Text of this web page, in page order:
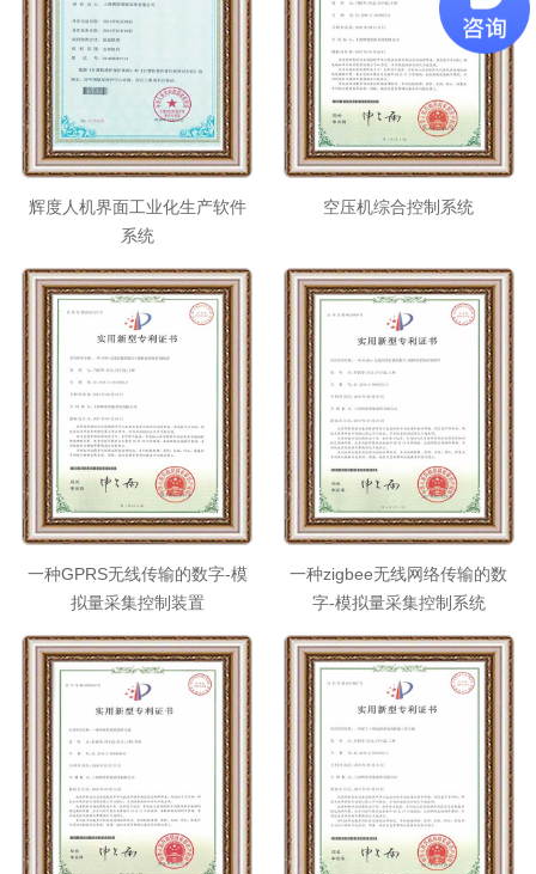
辉度人机界面工业化生产软件
系统
空压机综合控制系统
一种GPRS无线传输的数字-模
拟量采集控制装置
一种zigbee无线网络传输的数
字-模拟量采集控制系统